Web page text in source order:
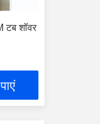
टब शॉवर